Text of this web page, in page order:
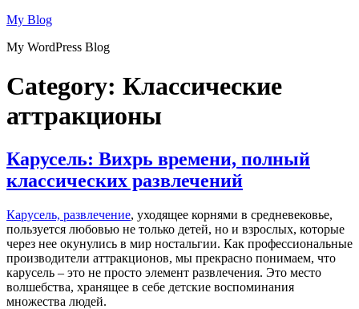
Skip
content
My Blog
My WordPress Blog
Category: Классические
аттракционы
Карусель: Вихрь времени, полный
классических развлечений
Карусель, развлечение, уходящее корнями в средневековье,
пользуется любовью не только детей, но и взрослых, которые
через нее окунулись в мир ностальгии. Как профессиональные
производители аттракционов, мы прекрасно понимаем, что
карусель – это не просто элемент развлечения. Это место
волшебства, хранящее в себе детские воспоминания
множества людей.